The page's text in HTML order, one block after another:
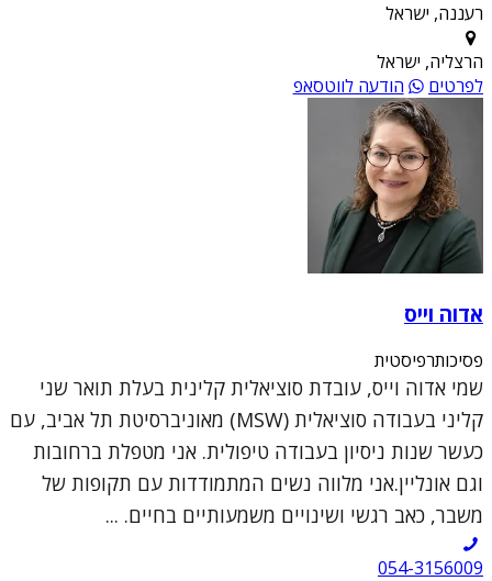
רעננה, ישראל
הרצליה, ישראל
לפרטים
הודעה לווטסאפ
אדוה וייס
פסיכותרפיסטית
שמי אדוה וייס, עובדת סוציאלית קלינית בעלת תואר שני
קליני בעבודה סוציאלית (MSW) מאוניברסיטת תל אביב, עם
כעשר שנות ניסיון בעבודה טיפולית. אני מטפלת ברחובות
וגם אונליין.אני מלווה נשים המתמודדות עם תקופות של
משבר, כאב רגשי ושינויים משמעותיים בחיים. ...
054-3156009